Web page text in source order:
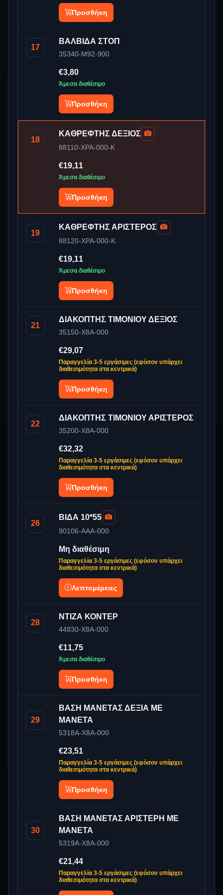
Προσθήκη
17
ΒΑΛΒΙΔΑ ΣΤΟΠ
35340-M92-900
€3,80
Άμεσα διαθέσιμο
Προσθήκη
18
ΚΑΘΡΕΦΤΗΣ ΔΕΞΙΟΣ
88110-XPA-000-K
€19,11
Άμεσα διαθέσιμο
Προσθήκη
19
ΚΑΘΡΕΦΤΗΣ ΑΡΙΣΤΕΡΟΣ
88120-XPA-000-K
€19,11
Άμεσα διαθέσιμο
Προσθήκη
21
ΔΙΑΚΟΠΤΗΣ ΤΙΜΟΝΙΟΥ ΔΕΞΙΟΣ
35150-X8A-000
€29,07
Παραγγελία 3-5 εργάσιμες (εφόσον υπάρχει
διαθεσιμότητα στα κεντρικά)
Προσθήκη
22
ΔΙΑΚΟΠΤΗΣ ΤΙΜΟΝΙΟΥ ΑΡΙΣΤΕΡΟΣ
35200-X8A-000
€32,32
Παραγγελία 3-5 εργάσιμες (εφόσον υπάρχει
διαθεσιμότητα στα κεντρικά)
Προσθήκη
26
ΒΙΔΑ 10*55
90106-AAA-000
Μη διαθέσιμη
Παραγγελία 3-5 εργάσιμες (εφόσον υπάρχει
διαθεσιμότητα στα κεντρικά)
Λεπτομέρειες
28
ΝΤΙΖΑ ΚΟΝΤΕΡ
44830-X8A-000
€11,75
Άμεσα διαθέσιμο
Προσθήκη
29
ΒΑΣΗ ΜΑΝΕΤΑΣ ΔΕΞΙΑ ΜΕ
ΜΑΝΕΤΑ
5318A-X8A-000
€23,51
Παραγγελία 3-5 εργάσιμες (εφόσον υπάρχει
διαθεσιμότητα στα κεντρικά)
Προσθήκη
30
ΒΑΣΗ ΜΑΝΕΤΑΣ ΑΡΙΣΤΕΡΗ ΜΕ
ΜΑΝΕΤΑ
5319A-X8A-000
€21,44
Παραγγελία 3-5 εργάσιμες (εφόσον υπάρχει
διαθεσιμότητα στα κεντρικά)